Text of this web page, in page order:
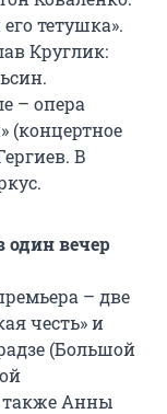
тетушка».
Круглик:
– опера
(концертное
В
один вечер
– две
честь» и
(Большой
также Анны